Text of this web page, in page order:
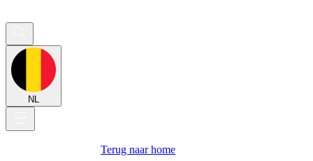
NL
Terug naar home